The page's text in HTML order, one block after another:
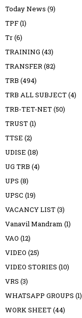
Today News (9)
TPF(1)
Tr(6)
TRAINING (43)
TRANSFER(82)
TRB (494)
TRB ALL SUBJECT(4)
TRB-TET-NET(50)
TRUST(1)
TTSE (2)
UDISE (18)
UG TRB (4)
UPS (8)
UPSC (19)
VACANCY LIST(3)
Vanavil Mandram (1)
VAO (12)
VIDEO (25)
VIDEO STORIES (10)
VRS (3)
WHATSAPP GROUPS (1)
WORK SHEET(44)